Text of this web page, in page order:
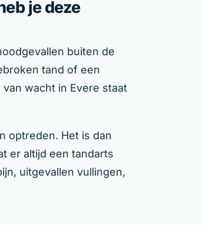
je deze
buiten de
tand of een
wacht in Evere staat
optreden. Het is dan
er altijd een tandarts
uitgevallen vullingen,